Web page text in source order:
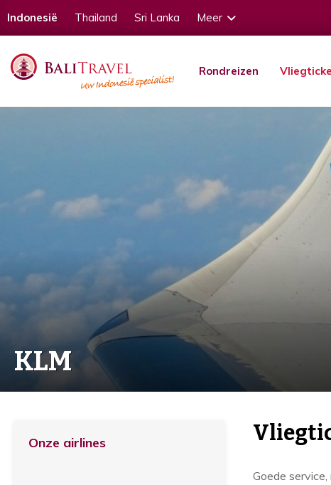
Indonesië Thailand Sri Lanka Meer
Rondreizen
KLM
Goede
Onze airlines